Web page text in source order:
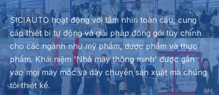
SICIAUTO hoạt động với tầm nhìn toàn cầu, cung
cấp thiết bị tự động và giải pháp đóng gói tùy chỉnh
cho các ngành như mỹ phẩm, dược phẩm và thực
phẩm. Khái niệm 'Nhà máy thông minh' được gắn
vào mọi máy móc và dây chuyền sản xuất mà chúng
tôi thiết kế.